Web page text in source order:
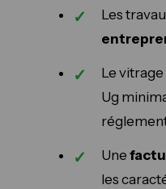
Les
Le
Ug
Une
les